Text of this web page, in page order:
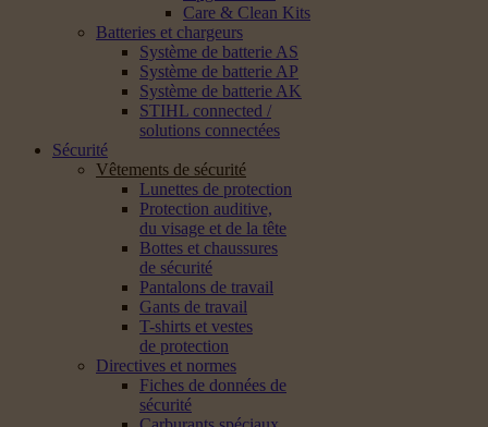
Care & Clean Kits
Batteries et chargeurs
Système de batterie AS
Système de batterie AP
Système de batterie AK
STIHL connected /
solutions connectées
Sécurité
Vêtements de sécurité
Lunettes de protection
Protection auditive,
du visage et de la tête
Bottes et chaussures
de sécurité
Pantalons de travail
Gants de travail
T-shirts et vestes
de protection
Directives et normes
Fiches de données de
sécurité